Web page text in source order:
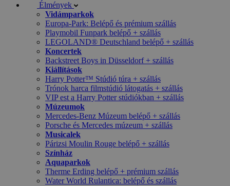
Élmények
Vidámparkok
Europa-Park: Belépő és prémium szállás
Playmobil Funpark belépő + szállás
LEGOLAND® Deutschland belépő + szállás
Koncertek
Backstreet Boys in Düsseldorf + szállás
Kiállítások
Harry Potter™ Stúdió túra + szállás
Trónok harca filmstúdió látogatás + szállás
VIP est a Harry Potter stúdiókban + szállás
Múzeumok
Mercedes-Benz Múzeum belépő + szállás
Porsche és Mercedes múzeum + szállás
Musicalek
Párizsi Moulin Rouge belépő + szállás
Színház
Aquaparkok
Therme Erding belépő + prémium szállás
Water World Rulantica: belépő és szállás